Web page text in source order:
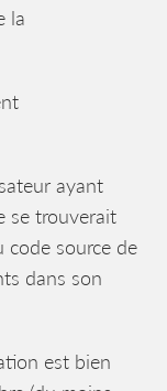
la
ayant
se trouverait
code source de
dans son
est bien